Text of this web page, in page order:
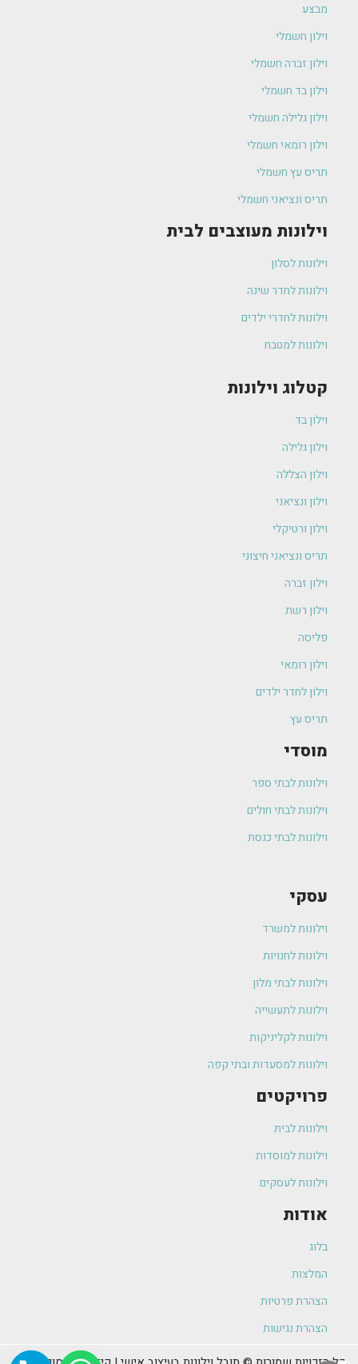
מבצע
וילון חשמלי
וילון זברה חשמלי
וילון בד חשמלי
וילון גלילה חשמלי
וילון רומאי חשמלי
תריס עץ חשמלי
תריס ונציאני חשמלי
וילונות מעוצבים לבית
וילונות לסלון
וילונות לחדר שינה
וילונות לחדרי ילדים
וילונות למטבח
קטלוג וילונות
וילון בד
וילון גלילה
וילון הצללה
וילון ונציאני
וילון ורטיקלי
תריס ונציאני חיצוני
וילון זברה
וילון רשת
פליסה
וילון רומאי
וילון לחדר ילדים
תריס עץ
מוסדי
וילונות לבתי ספר
וילונות לבתי חולים
וילונות לבתי כנסת
עסקי
וילונות למשרד
וילונות לחנויות
וילונות לבתי מלון
וילונות לתעשייה
וילונות לקליניקות
וילונות למסעדות ובתי קפה
פרויקטים
וילונות לבית
וילונות למוסדות
וילונות לעסקים
אודות
בלוג
המלצות
הצהרת פרטיות
הצהרת נגישות